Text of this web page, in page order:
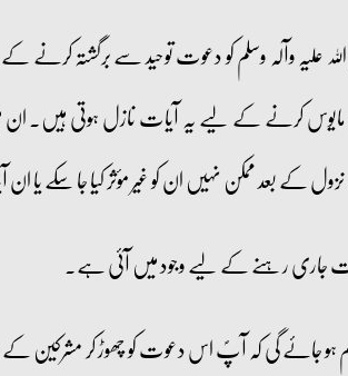
وآلہ وسلم کو دعوت توحید سے برگشتہ کرنے
مایوس کرنے کے لیے یہ آیات نازل ہوتی ہیں۔
بعد ممکن نہیں ان کو غیر مؤثر کیا جا سکے یا
جاری رہنے کے لیے وجود میں آئی ہے۔
ہو جائے گی کہ آپؐ اس دعوت کو چھوڑ کر مشرکین